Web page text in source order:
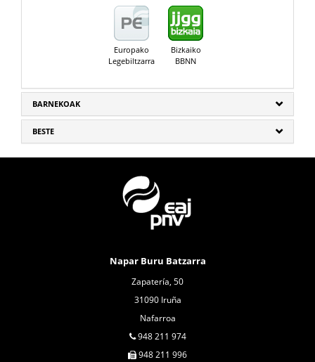
Europako
Legebiltzarra
Bizkaiko
BBNN
BARNEKOAK
BESTE
Napar Buru Batzarra
Zapatería, 50
31090 Iruña
Nafarroa
948 211 974
948 211 996